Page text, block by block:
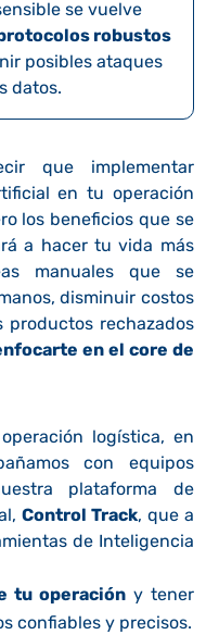
se vuelve
robustos
posibles ataques
datos.
que implementar
en tu operación
los beneficios que se
a hacer tu vida más
manuales que se
disminuir costos
productos rechazados
en el core de
logística, en
con equipos
plataforma de
Control Track, que a
de Inteligencia
tu operacióny tener
confiables y precisos.